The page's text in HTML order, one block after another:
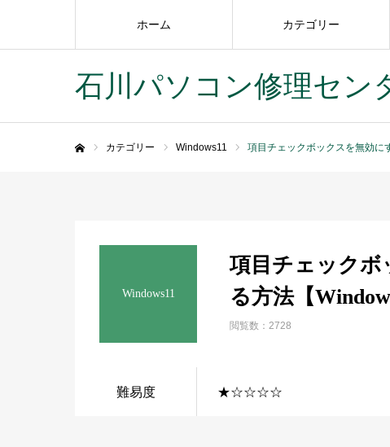
石川パソコン修理セン
ホーム カテゴリー
カテゴリー Windows11 項目チェックボックスを無効に
Windows11
項目チェックボ
る方法【
閲覧数：2728
難易度 ★☆☆☆☆